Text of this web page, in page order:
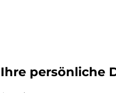
Ihre persönliche